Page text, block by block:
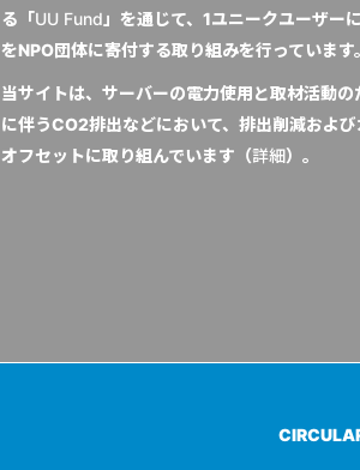
る「UU Fund」を通じて、1ユニークユーザー
をNPO団体に寄付する取り組みを行っています。
当サイトは、サーバーの電力使用と取材活動の
に伴うCO2排出などにおいて、排出削減および
オフセットに取り組んでいます（詳細）。